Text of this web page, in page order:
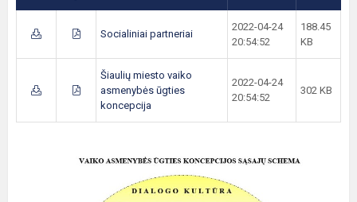
Socialiniai partneriai
2022-04-24
20:54:52
188.45
KB
Šiaulių miesto vaiko
asmenybės ūgties
koncepcija
2022-04-24
20:54:52
302 KB